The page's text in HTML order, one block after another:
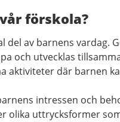
förskola?
del av barnens vardag.
och utvecklas
aktiviteter där barnen
intressen och
olika uttrycksformer